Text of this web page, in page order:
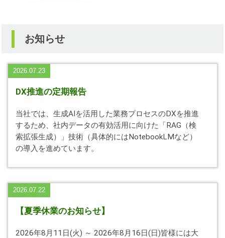
お知らせ
2026.07.23
DX推進の定期報告
当社では、生成AIを活用した業務プロセスのDXを推進
するため、社内データの有効活用に向けた「RAG（検
索拡張生成）」技術（具体的にはNotebookLMなど）
の導入を進めています。
2026.07.22
【夏季休業のお知らせ】
2026年8月11日(火) ～ 2026年8月16日(日)皆様には大